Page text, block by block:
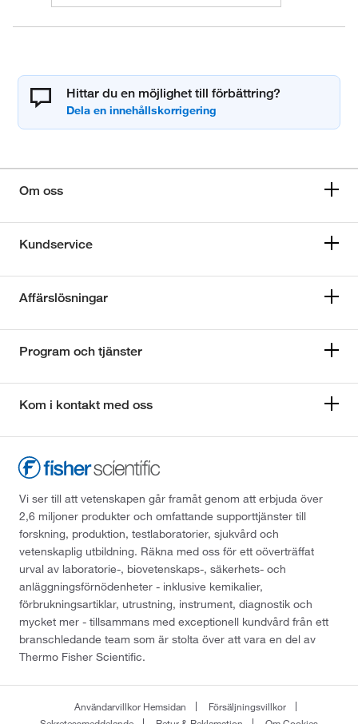
Hittar du en möjlighet till förbättring?
Om oss
Kundservice
Affärslösningar
Program och tjänster
Kom i kontakt med oss
Vi ser till att vetenskapen går framåt genom att erbjuda över
2,6 miljoner produkter och omfattande supporttjänster till
forskning, produktion, testlaboratorier, sjukvård och
vetenskaplig utbildning. Räkna med oss för ett oöverträffat
urval av laboratorie-, biovetenskaps-, säkerhets- och
anläggningsförnödenheter - inklusive kemikalier,
förbrukningsartiklar, utrustning, instrument, diagnostik och
mycket mer - tillsammans med exceptionell kundvård från ett
branschledande team som är stolta över att vara en del av
Thermo Fisher Scientific.
Användarvillkor Hemsidan
Försäljningsvillkor